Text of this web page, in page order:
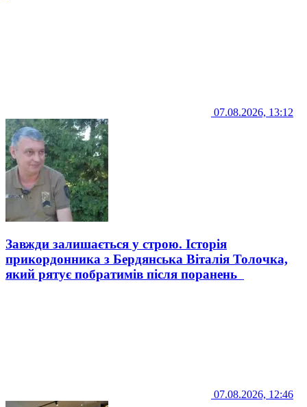
07.08.2026, 13:12
Завжди залишається у строю. Історія
прикордонника з Бердянська Віталія Толочка,
який рятує побратимів після поранень
07.08.2026, 12:46